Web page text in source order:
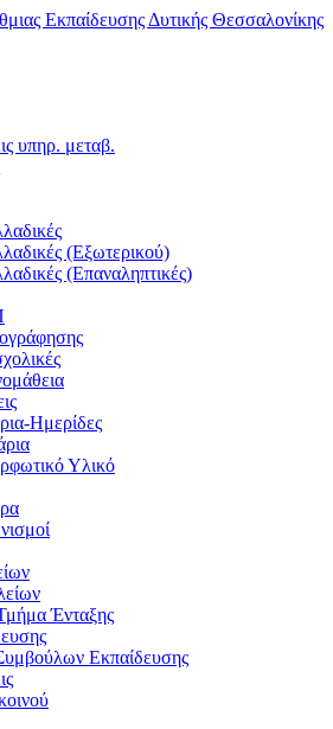
υπηρ. μεταβ.
(Εξωτερικού)
(Επαναληπτικές)
Ημερίδες
Υλικό
Ένταξης
Εκπαίδευσης